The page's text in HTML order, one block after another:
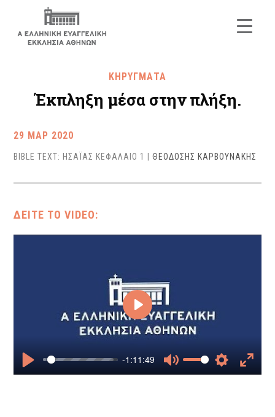
ΚΗΡΥΓΜΑΤΑ
Έκπληξη μέσα στην πλήξη.
29 ΜΑΡ 2020
BIBLE TEXT: ΗΣΑΪΑΣ ΚΕΦΑΛΑΙΟ 1 |ΘΕΟΔΟΣΗΣ ΚΑΡΒΟΥΝΑΚΗΣ
Play
-1:11:49
Mute
SettingsEnter
Play